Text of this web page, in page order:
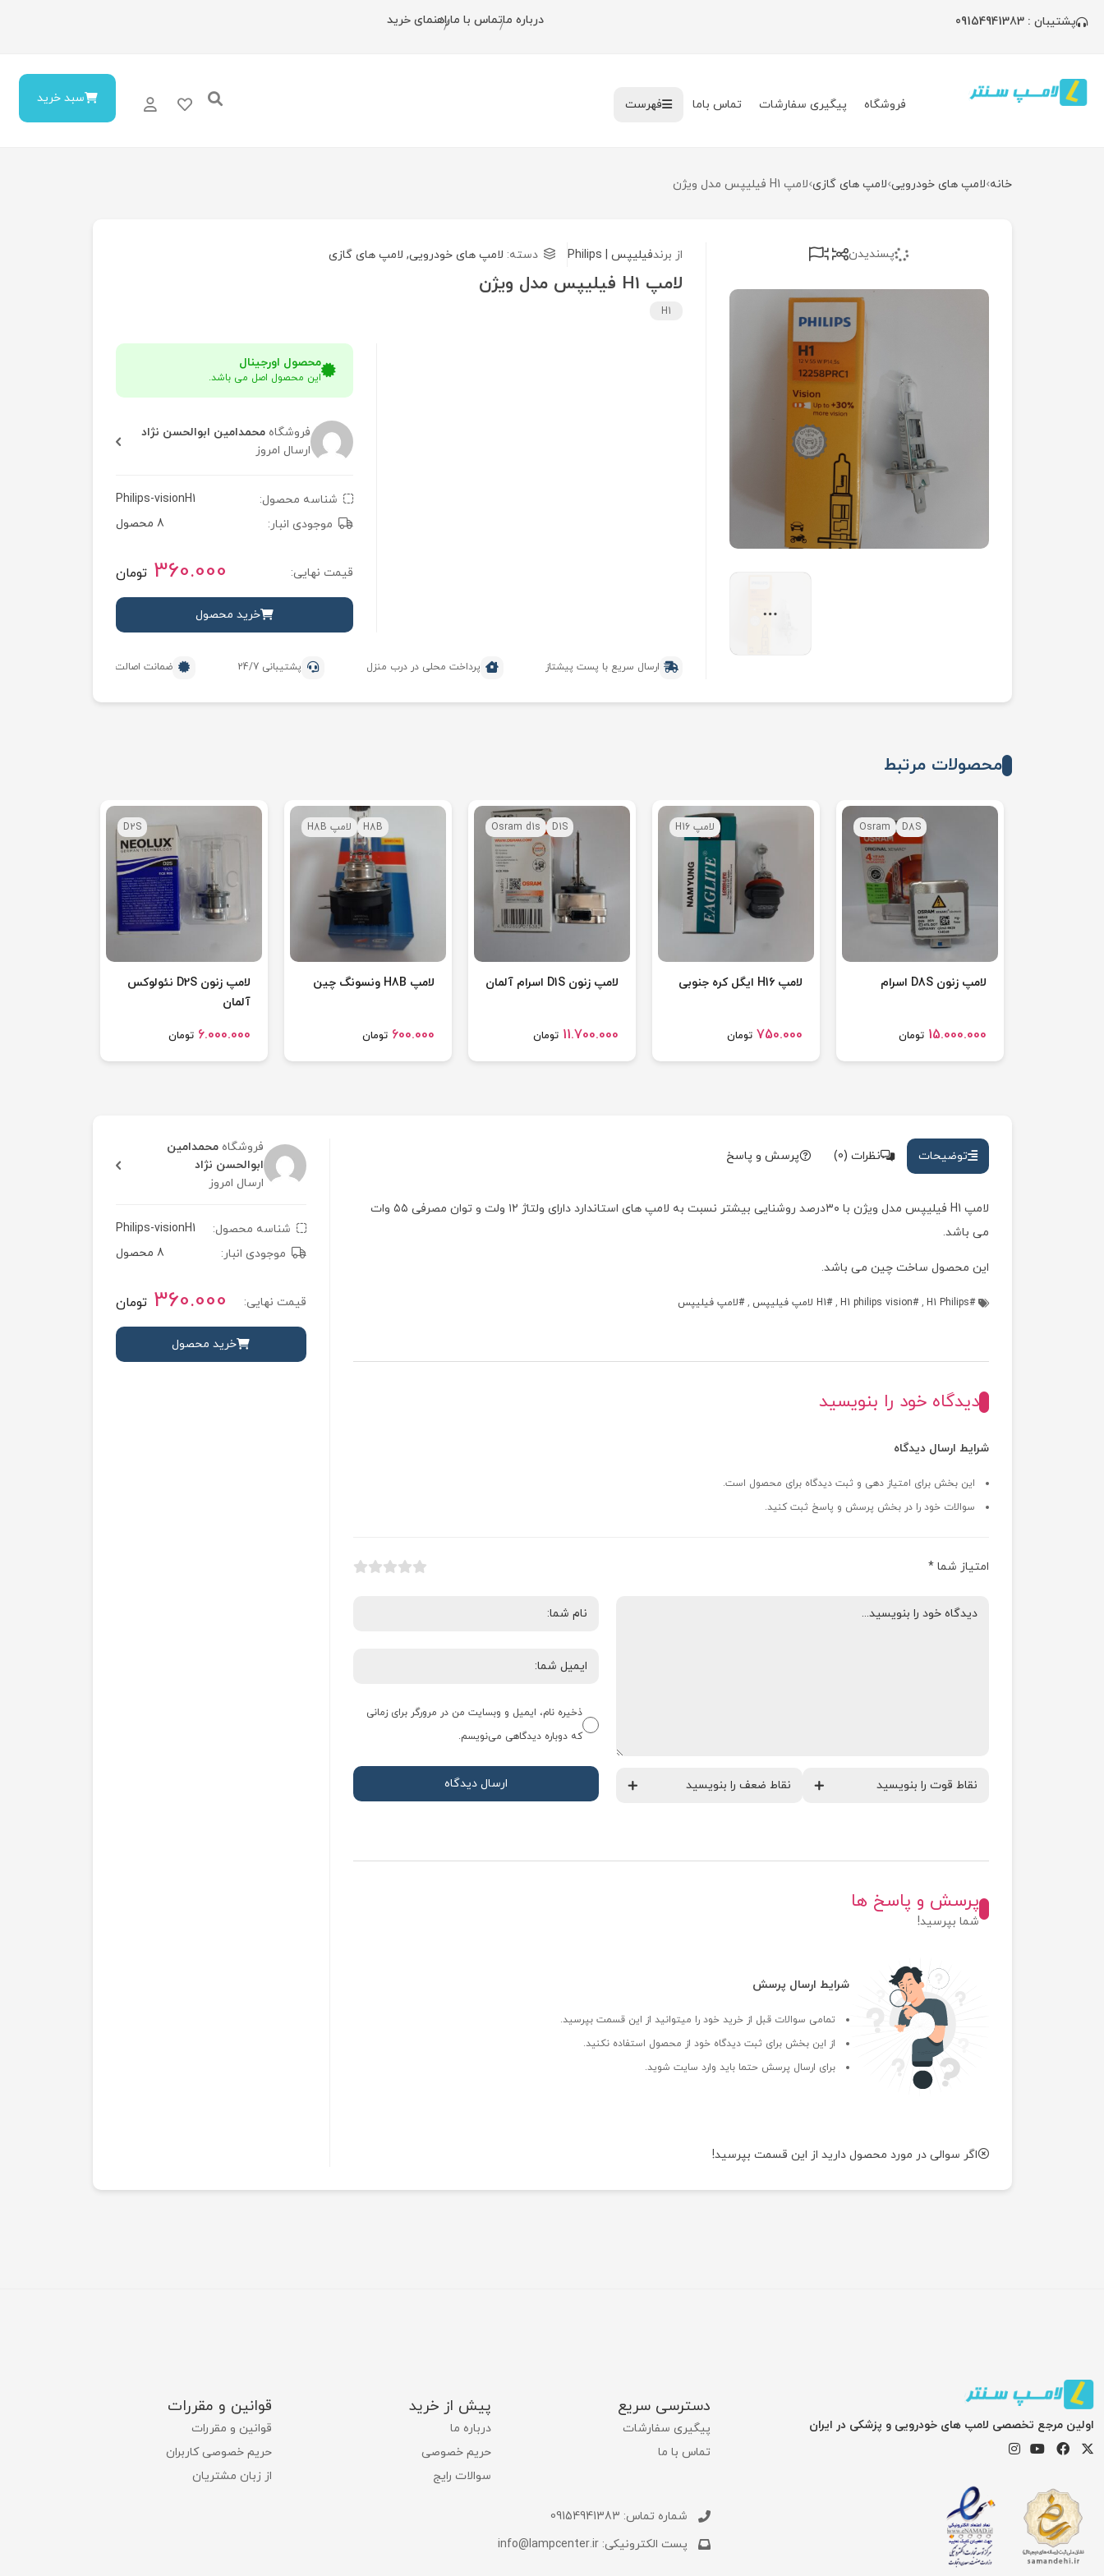
پشتیبان : 09154941383 درباره ما/تماس با ما/
راهنمای خرید
فروشگاه پیگیری سفارشات تماس باما فهرست سبد خرید
خانه لامپ های خودرویی لامپ های گازی لامپ H1 فیلیپس مدل ویژن
پسندیدن از برندفیلیپس | Philips دسته: لامپ های خودرویی, لامپ های گازی
لامپ H1 فیلیپس مدل ویژن
H1
محصول اورجینال
این محصول اصل می باشد.
فروشگاهمحمدامین ابوالحسن نژاد
ارسال امروز
شناسه محصول:
Philips-visionH1
موجودی انبار:
8 محصول
قیمت نهایی: تومان360.000
خرید محصول
ارسال سریع با پست پیشتاز پرداخت محلی در درب منزل پشتیبانی 24/7 ضمانت اصالت محصول
محصولات مرتبط
D8S
Osram
لامپ زنون D8S اسرام
تومان15.000.000
لامپ H16
لامپ H16 ایگل کره جنوبی
تومان750.000
D1S
Osram d1s
لامپ زنون D1S اسرام آلمان
تومان11.700.000
H8B لامپ H8B
لامپ H8B ونسونگ چین
تومان600.000
D2S
لامپ زنون D2S نئولوکس
آلمان
تومان6.000.000
توضیحات نظرات (0) پرسش و پاسخ
لامپ H1 فیلیپس مدل ویژن با ۳۰درصد روشنایی بیشتر نسبت به لامپ های استاندارد دارای ولتاژ ۱۲ ولت و توان مصرفی ۵۵ وات
می باشد.
این محصول ساخت چین می باشد.
H1 Philips
,
H1 philips vision
, H1 لامپ فیلیپس , لامپ فیلیپس
دیدگاه خود را بنویسید
شرایط ارسال دیدگاه
این بخش برای امتیاز دهی و ثبت دیدگاه برای محصول است.
سوالات خود را در بخش پرسش و پاسخ ثبت کنید.
امتیاز شما*
ذخیره نام، ایمیل و وبسایت من در مرورگر برای زمانی
که دوباره دیدگاهی می‌نویسم.
پرسش و پاسخ ها
شما بپرسید!
شرایط ارسال پرسش
تمامی سوالات قبل از خرید خود را میتوانید از این قسمت بپرسید.
از این بخش برای ثبت دیدگاه خود از محصول استفاده نکنید.
برای ارسال پرسش حتما باید وارد سایت شوید.
اگر سوالی در مورد محصول دارید از این قسمت بپرسید!
فروشگاه محمدامین
ابوالحسن نژاد
ارسال امروز
شناسه محصول:
Philips-visionH1
موجودی انبار:
8 محصول
قیمت نهایی: تومان360.000
خرید محصول
اولین مرجع تخصصی لامپ های خودرویی و پزشکی در ایران
دسترسی سریع
پیگیری سفارشات
تماس با ما
پیش از خرید
درباره ما
حریم خصوصی
سوالات رایج
قوانین و مقررات
قوانین و مقررات
حریم خصوصی کاربران
از زبان مشتریان
شماره تماس: 09154941383
پست الکترونیکی: info@lampcenter.ir